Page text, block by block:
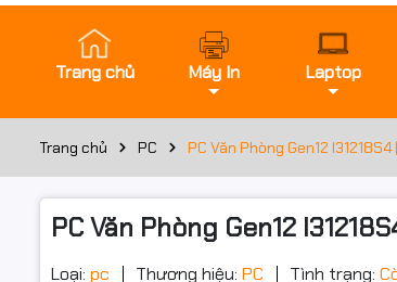
Trang chủ Máy In Laptop
Trang chủ PC PC Văn Phòng Gen12
PC Văn Phòng Gen12
Loại: pc Thương hiệu: PC Tình trạng: